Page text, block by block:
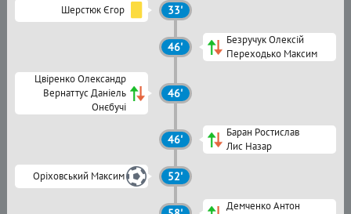
Шерстюк Єгор 33'
46'
Безручук Олексій
Переходько Максим
Цвіренко Олександр
Вернаттус Даніель
Онєбучі
46'
46'
Баран Ростислав
Лис Назар
Оріховський Максим 52'
Демченко Антон